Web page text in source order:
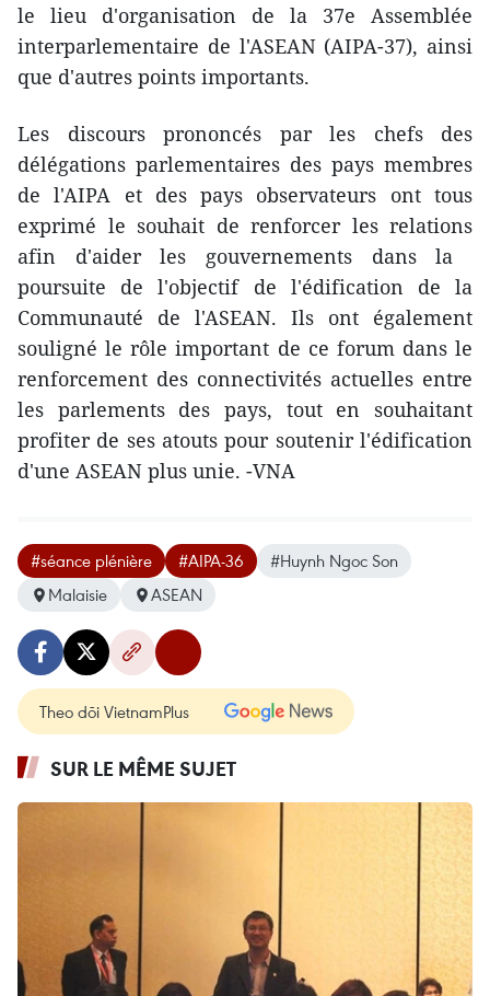
le lieu d'organisation de la 37e Assemblée
interparlementaire de l'ASEAN (AIPA-37), ainsi
que d'autres points importants.
Les discours prononcés par les chefs des
délégations parlementaires des pays membres
de l'AIPA et des pays observateurs ont tous
exprimé le souhait de renforcer les relations
afin d'aider les gouvernements dans la ​
poursuite de l'objectif de l'édification de la
Communauté de l'ASEAN. Ils ont également
souligné le rôle important de ce forum dans le
renforcement des connectivités actuelles entre
les parlements des pays, tout en souhaitant
profiter de ses atouts pour soutenir l'édification
d'une ASEAN plus ​unie. -VNA
#séance plénière #AIPA-36
#Huynh Ngoc Son
Malaisie
ASEAN
Theo dõi VietnamPlus
SUR LE MÊME SUJET